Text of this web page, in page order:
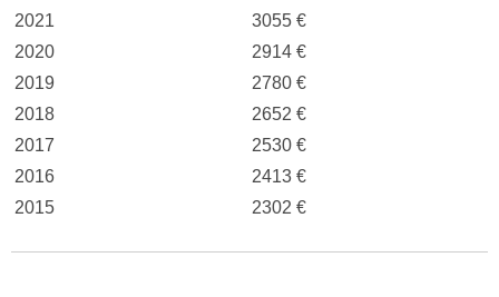
2021
3055 €
2020
2914 €
2019
2780 €
2018
2652 €
2017
2530 €
2016
2413 €
2015
2302 €